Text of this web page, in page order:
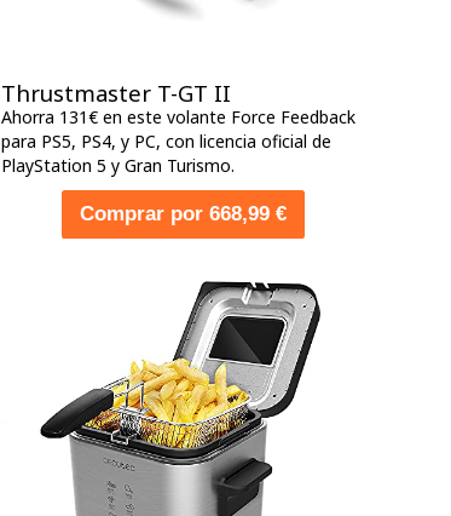
Thrustmaster T-GT II
Ahorra 131€ en este volante Force Feedback
para PS5, PS4, y PC, con licencia oficial de
PlayStation 5 y Gran Turismo.
Comprar por 668,99 €